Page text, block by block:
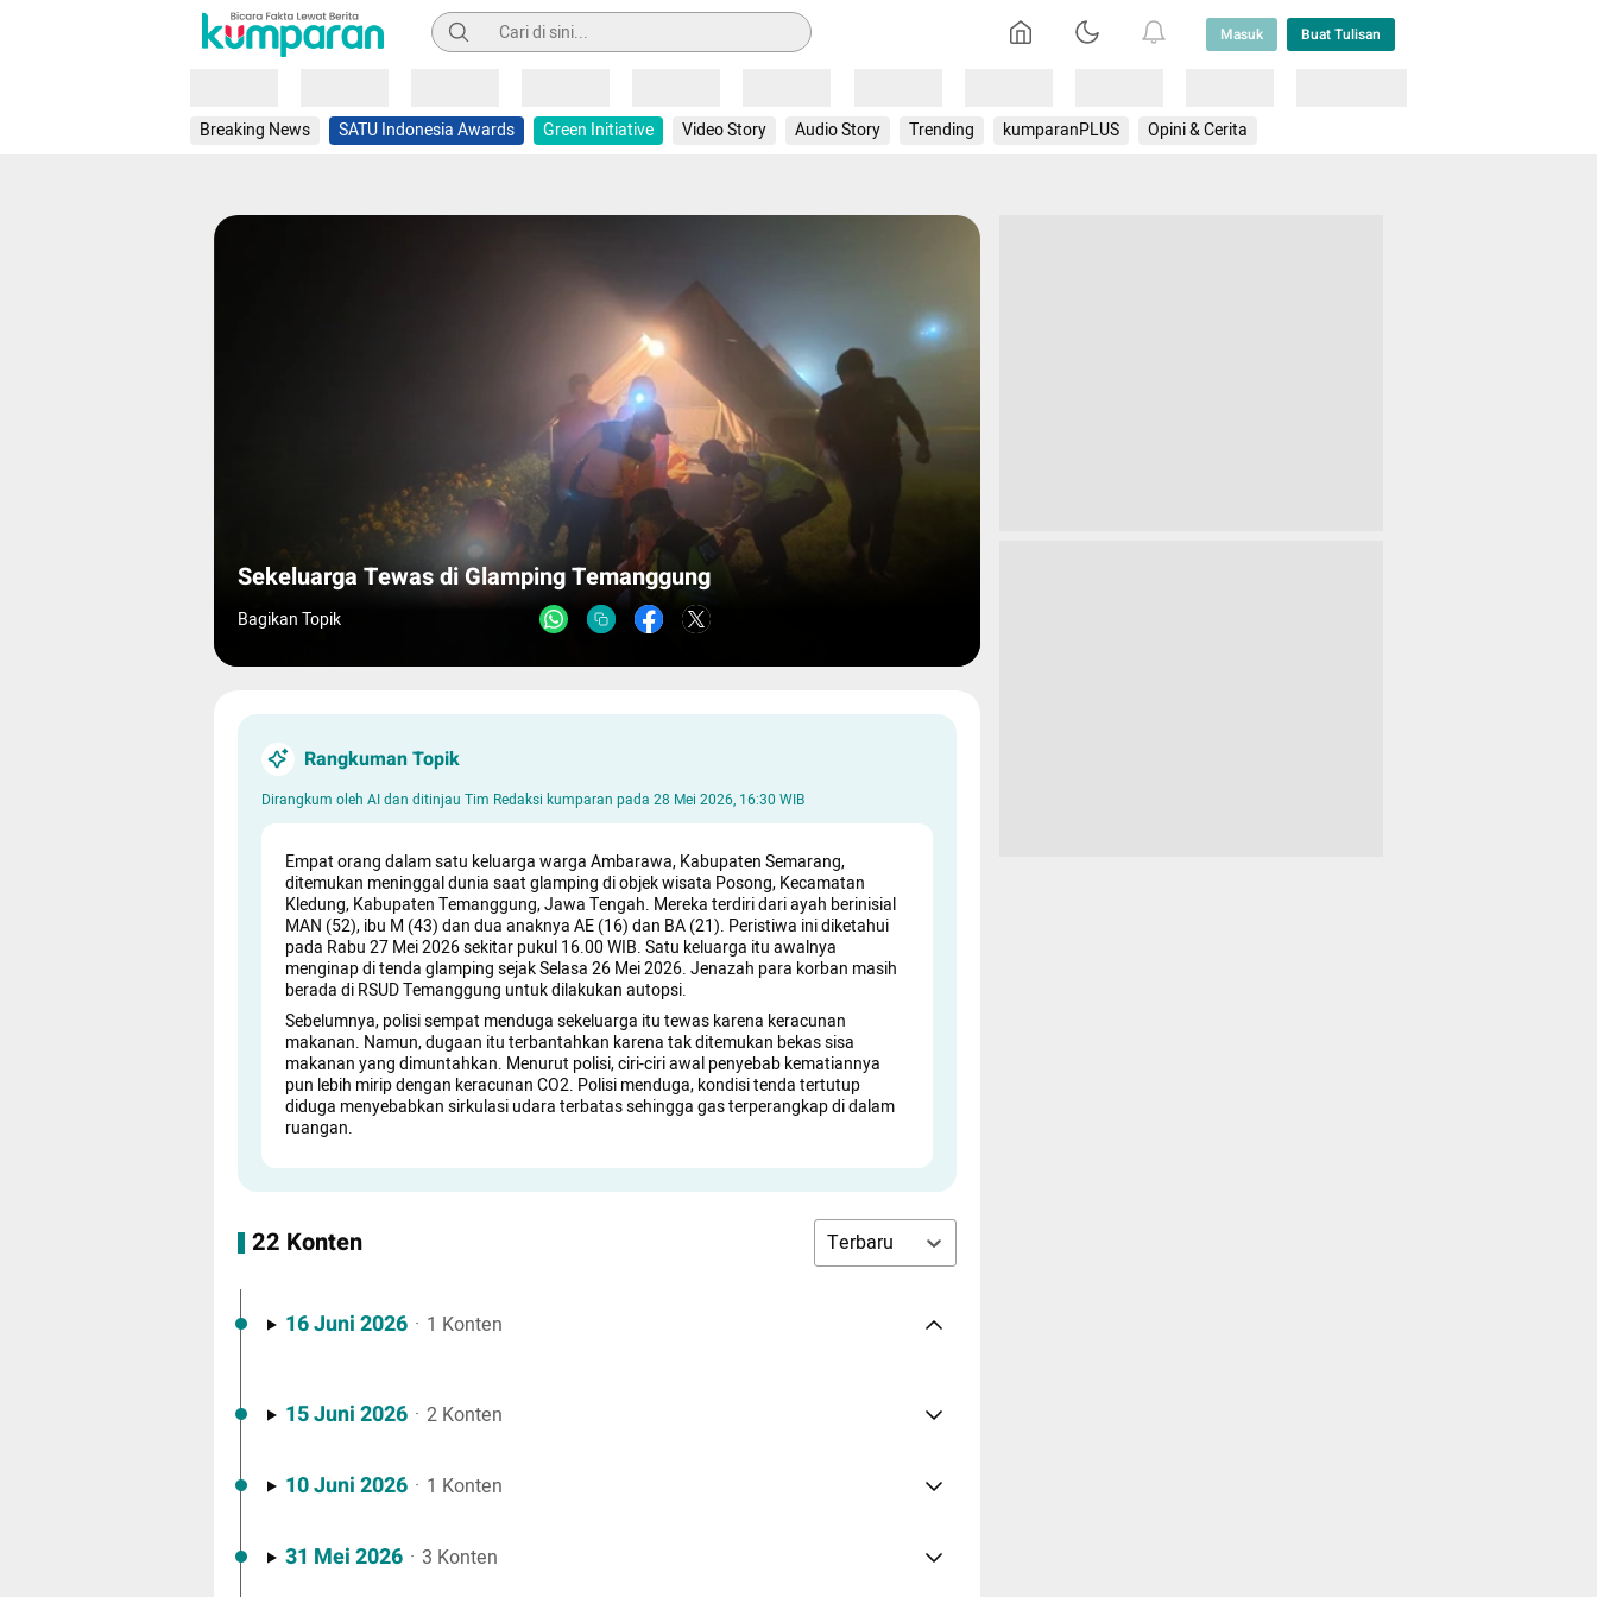
Pencarian Masuk Buat Tulisan
Breaking News SATU Indonesia Awards Green Initiative Video Story Audio Story Trending kumparanPLUS Opini & Cerita
Sekeluarga Tewas di Glamping Temanggung
Bagikan Topik
Rangkuman Topik
Dirangkum oleh AI dan ditinjau Tim Redaksi kumparan pada 28 Mei 2026, 16:30 WIB
Empat orang dalam satu keluarga warga Ambarawa, Kabupaten Semarang,
ditemukan meninggal dunia saat glamping di objek wisata Posong, Kecamatan
Kledung, Kabupaten Temanggung, Jawa Tengah. Mereka terdiri dari ayah berinisial
MAN (52), ibu M (43) dan dua anaknya AE (16) dan BA (21). Peristiwa ini diketahui
pada Rabu 27 Mei 2026 sekitar pukul 16.00 WIB. Satu keluarga itu awalnya
menginap di tenda glamping sejak Selasa 26 Mei 2026. Jenazah para korban masih
berada di RSUD Temanggung untuk dilakukan autopsi.
Sebelumnya, polisi sempat menduga sekeluarga itu tewas karena keracunan
makanan. Namun, dugaan itu terbantahkan karena tak ditemukan bekas sisa
makanan yang dimuntahkan. Menurut polisi, ciri-ciri awal penyebab kematiannya
pun lebih mirip dengan keracunan CO2. Polisi menduga, kondisi tenda tertutup
diduga menyebabkan sirkulasi udara terbatas sehingga gas terperangkap di dalam
ruangan.
22 Konten Terbaru
16 Juni 2026 · 1 Konten
15 Juni 2026 · 2 Konten
10 Juni 2026 · 1 Konten
31 Mei 2026 · 3 Konten